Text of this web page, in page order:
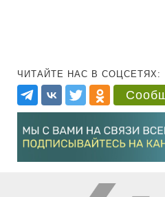
ЧИТАЙТЕ НАС В СОЦСЕТЯХ: